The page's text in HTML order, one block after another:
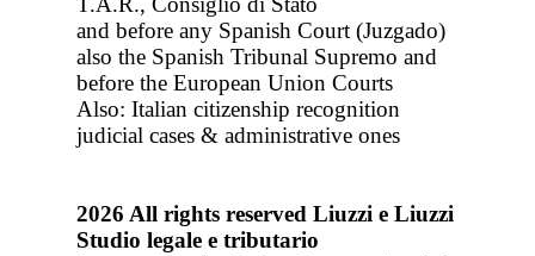
and before any Spanish Court (Juzgado)
also the Spanish Tribunal Supremo and
before the European Union Courts
Also: Italian citizenship recognition
judicial cases & administrative ones
2026 All rights reserved Liuzzi e Liuzzi
Studio legale e tributario